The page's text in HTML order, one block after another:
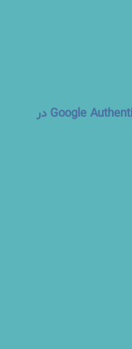
اتنتیکیتور اپل بهترین جایگزین برای Google Authenticator در